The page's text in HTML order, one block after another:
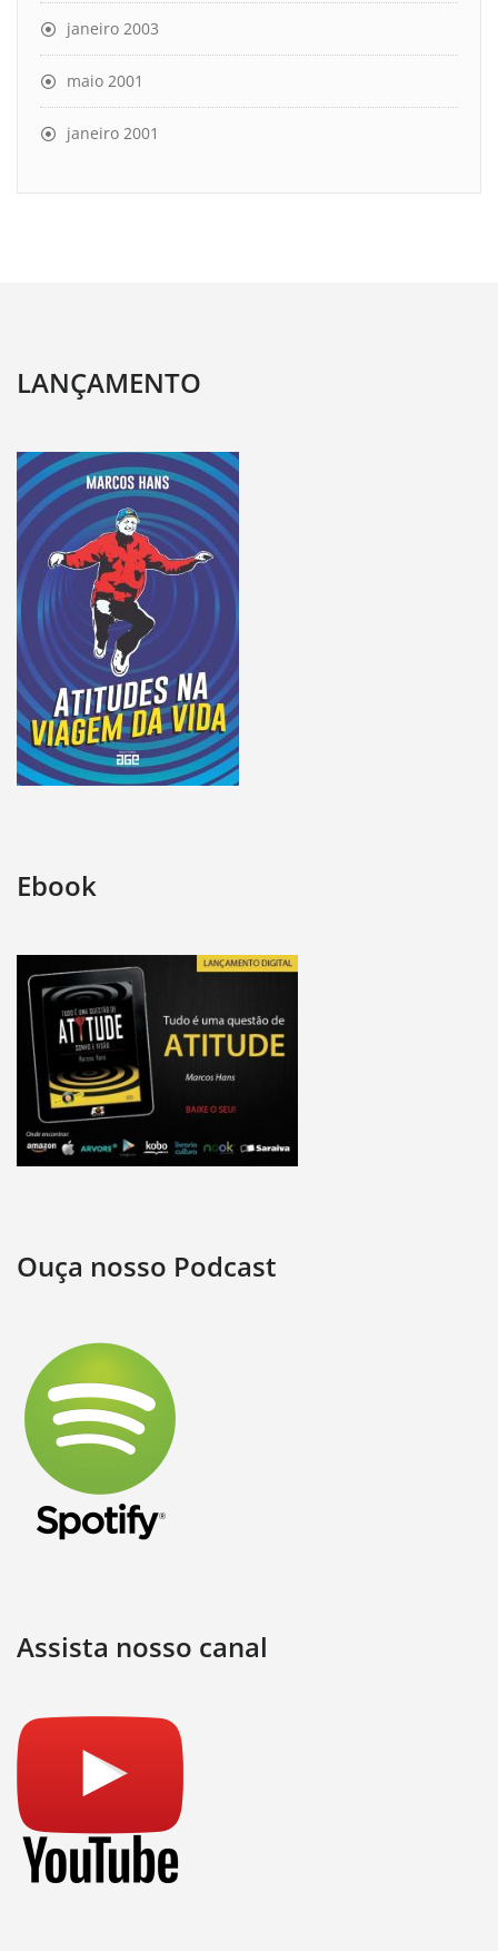
janeiro 2003
maio 2001
janeiro 2001
LANÇAMENTO
Ebook
Ouça nosso Podcast
Assista nosso canal